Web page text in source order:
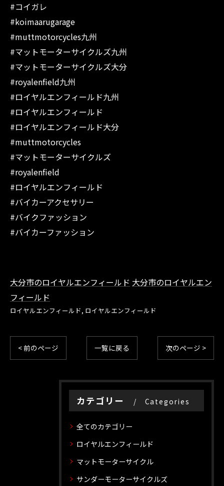
#コイガレ
#koimaarugarage
#muttmotorcycles九州
#マットモーターサイクルズ九州
#マットモーターサイクルズ大分
#royalenfield九州
#ロイヤルエンフィールド九州
#ロイヤルエンフィールド
#ロイヤルエンフィールド大分
#muttmotorcycles
#マットモーターサイクルズ
#royalenfield
#ロイヤルエンフィールド
#バイカーアクセサリー
#バイクファッション
#バイカーファッション
大分市のロイヤルエンフィールド 大分市のロイヤルエン
フィールド
ロイヤルエンフィールド ロイヤルエンフィールド
< 前のページ 一覧に戻る 次のページ >
カテゴリー Categories
全てのカテゴリー
ロイヤルエンフィールド
マットモーターサイクル
サンダーモーターサイクルズ